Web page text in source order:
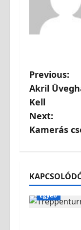
Previous:
Akril
Kell
Next:
Kamerás
Egyéb